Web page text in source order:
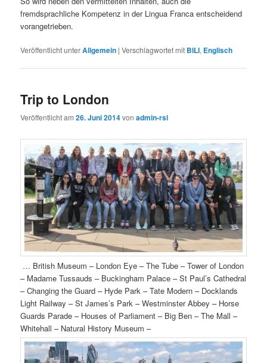
fremdsprachliche Kompetenz in der Lingua Franca entscheidend
vorangetrieben.
Veröffentlicht unterAllgemein |Verschlagwortet mit BILI, Englisch
Trip to London
Veröffentlicht am26. Juni 2014vonadmin-rsl
… British Museum – London Eye – The Tube – Tower of London
– Madame Tussauds – Buckingham Palace – St Paul’s Cathedral
– Changing the Guard – Hyde Park – Tate Modern – Docklands
Light Railway – St James’s Park – Westminster Abbey – Horse
Guards Parade – Houses of Parliament – Big Ben – The Mall –
Whitehall – Natural History Museum –